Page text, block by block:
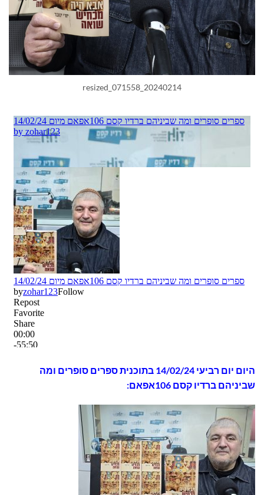
20240214_071558_resized
היום יום רביעי 14/02/24 בתוכנית
ספרים סופרים ומה
שביניהם ברדיו קסם 106אפאם: